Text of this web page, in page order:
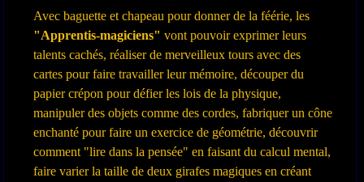
Avec baguette et chapeau pour donner de la féérie, les
"Apprentis-magiciens" vont pouvoir exprimer leurs
talents cachés, réaliser de merveilleux tours avec des
cartes pour faire travailler leur mémoire, découper du
papier crépon pour défier les lois de la physique,
manipuler des objets comme des cordes, fabriquer un cône
enchanté pour faire un exercice de géométrie, découvrir
comment "lire dans la pensée" en faisant du calcul mental,
faire varier la taille de deux girafes magiques en créant